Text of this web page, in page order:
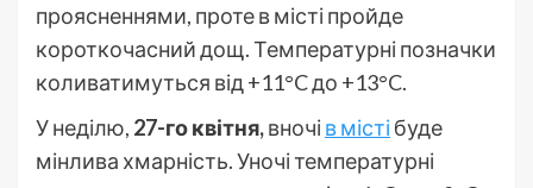
проясненнями, проте в місті пройде
короткочасний дощ. Температурні позначки
коливатимуться від +11°C до +13°C.
У неділю, 27-го квітня,вночі в містібуде
мінлива хмарність. Уночі температурні